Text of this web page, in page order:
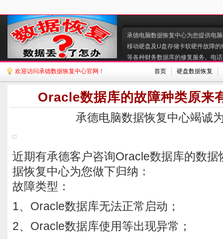
承德电脑数据恢复中心为您提供电
移动硬盘及U盘存储卡软硬件故障
等各种财务数据库的修复服务。电
欢迎访问承德数据恢复中心官网！
首页 硬盘数据恢复
Oracle数据库的故障种类原来
承德电脑数据恢复中心竭诚
近期有承德客户咨询Oracle数据库的数
据恢复中心为您做下归纳：
故障类型：
1、Oracle数据库无法正常启动；
2、Oracle数据库使用等出现异常；